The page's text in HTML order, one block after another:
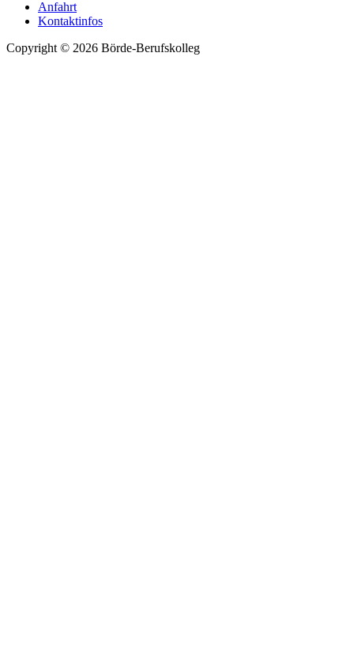
Anfahrt
Kontaktinfos
Copyright © 2026 Börde-Berufskolleg